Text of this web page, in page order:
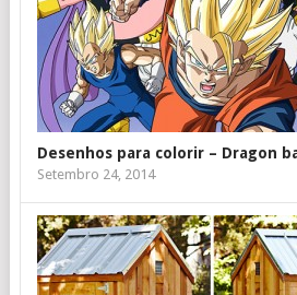
Desenhos para colorir – Dragon
Setembro 24, 2014